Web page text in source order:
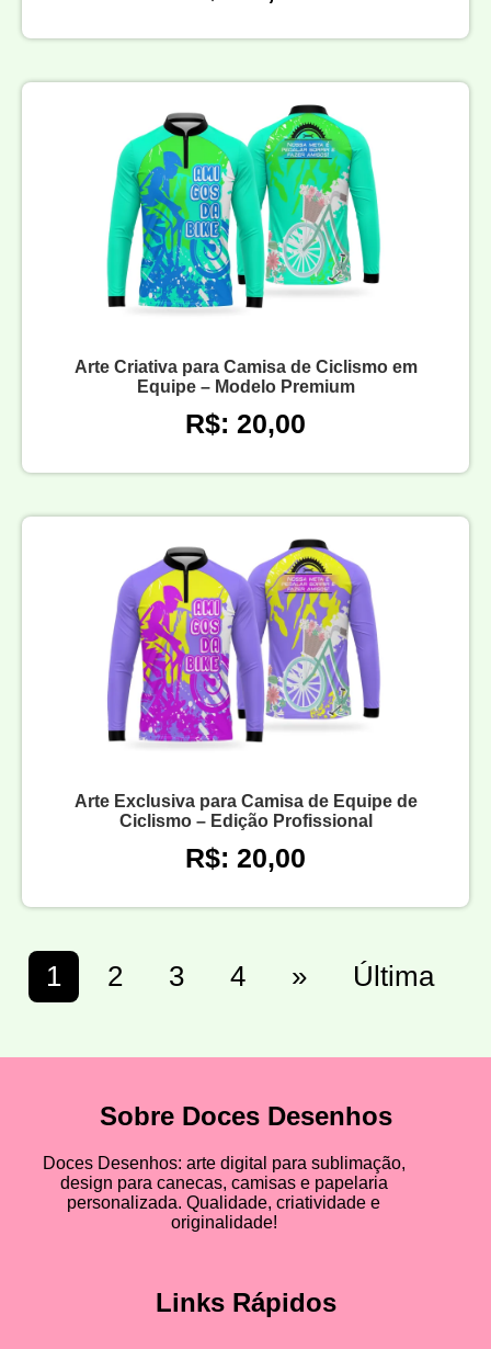
Arte Criativa para Camisa de Ciclismo em
Equipe – Modelo Premium
R$: 20,00
Arte Exclusiva para Camisa de Equipe de
Ciclismo – Edição Profissional
R$: 20,00
1 2 3 4 » Última
Sobre Doces Desenhos
Doces Desenhos: arte digital para sublimação,
design para canecas, camisas e papelaria
personalizada. Qualidade, criatividade e
originalidade!
Links Rápidos